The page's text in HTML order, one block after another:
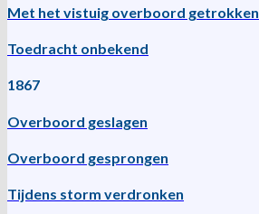
Met het vistuig overboord getrokken
Toedracht onbekend
1867
Overboord geslagen
Overboord gesprongen
Tijdens storm verdronken